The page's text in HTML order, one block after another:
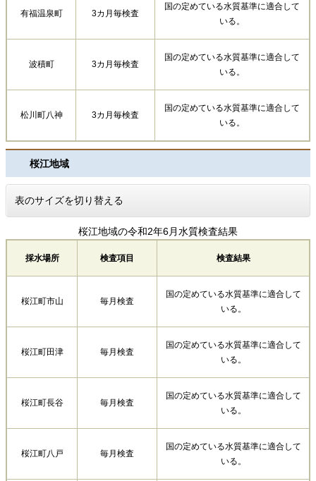
有福温泉町 3カ月毎検査
国の定めている水質基準に適合して
いる。
波積町 3カ月毎検査
国の定めている水質基準に適合して
いる。
松川町八神 3カ月毎検査
国の定めている水質基準に適合して
いる。
桜江地域
表のサイズを切り替える
桜江地域の令和2年6月水質検査結果
採水場所 検査項目 検査結果
桜江町市山 毎月検査
国の定めている水質基準に適合して
いる。
桜江町田津 毎月検査
国の定めている水質基準に適合して
いる。
桜江町長谷 毎月検査
国の定めている水質基準に適合して
いる。
桜江町八戸 毎月検査
国の定めている水質基準に適合して
いる。